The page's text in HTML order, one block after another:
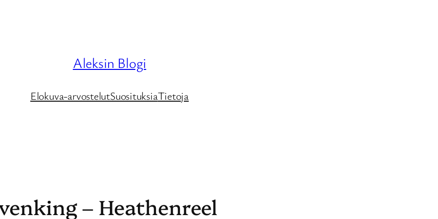
Aleksin Blogi
Elokuva-arvostelutSuosituksiaTietoja
– Heathenreel